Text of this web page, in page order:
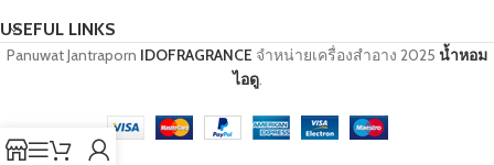
USEFUL LINKS
Panuwat Jantraporn IDOFRAGRANCE จำหน่ายเครื่องสำอาง 2025 น้ำหอม
ไอดู.